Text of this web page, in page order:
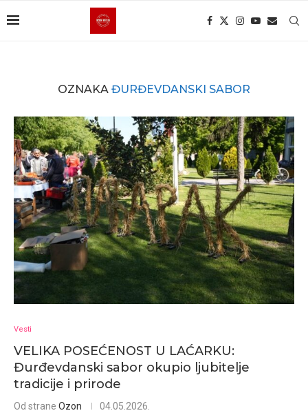
OZNAKA ĐURĐEVDANSKI SABOR
Vesti
VELIKA POSEĆENOST U LAĆARKU:
Đurđevdanski sabor okupio ljubitelje
tradicije i prirode
Od strane Ozon 04.05.2026.